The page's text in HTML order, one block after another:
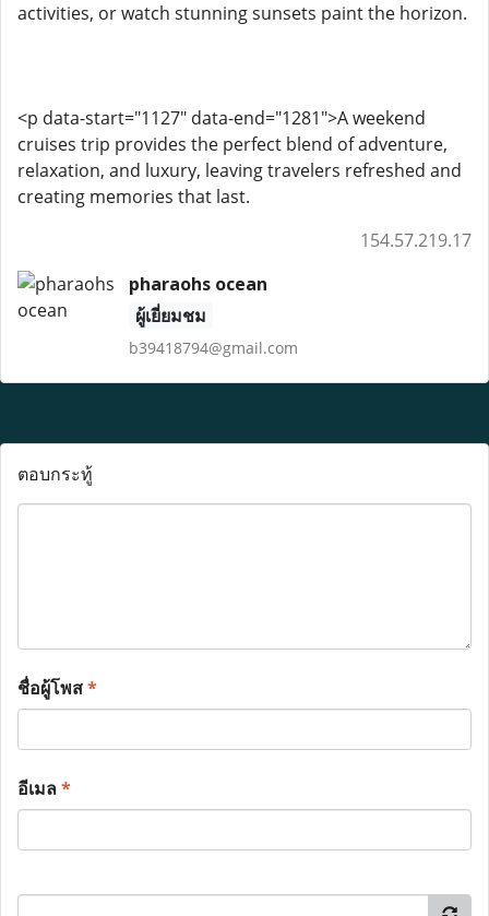
activities, or watch stunning sunsets paint the horizon.
<p data-start="1127" data-end="1281">A weekend
cruises trip provides the perfect blend of adventure,
relaxation, and luxury, leaving travelers refreshed and
creating memories that last.
154.57.219.17
pharaohs ocean
ผู้เยี่ยมชม
b39418794@gmail.com
ตอบกระทู้
ชื่อผู้โพส*
อีเมล*